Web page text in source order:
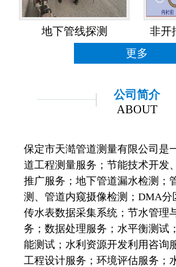
地下管线探测
非开
更多
公司简介
ABOUT
保定市天澔管道测量有限公司是
道工程测量服务；节能技术开发
推广服务；地下管道漏水检测；
测、管道内窥摄像检测；DMA分
传水表数据采集系统；节水管理
务；数据处理服务；水平衡测试
能测试；水利资源开发利用咨询
工程设计服务；环境评估服务；